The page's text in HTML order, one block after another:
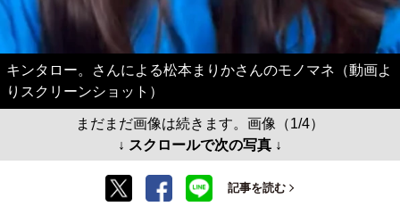
キンタロー。さんによる松本まりかさんのモノマネ（動画よ
りスクリーンショット）
まだまだ画像は続きます。画像（1/4）
↓ スクロールで次の写真 ↓
記事を読む